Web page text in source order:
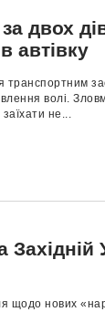
двох
автівку
транспортним
волі.
не...
щодо нових